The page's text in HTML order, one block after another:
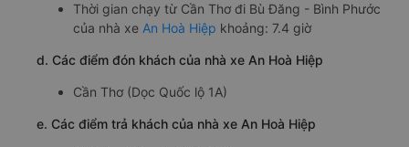
Thời gian chạy từ Cần Thơ đi Bù Đăng - Bình Phước
của nhà xe An Hoà Hiệp khoảng: 7.4 giờ
d. Các điểm đón khách của nhà xe An Hoà Hiệp
Cần Thơ (Dọc Quốc lộ 1A)
e. Các điểm trả khách của nhà xe An Hoà Hiệp